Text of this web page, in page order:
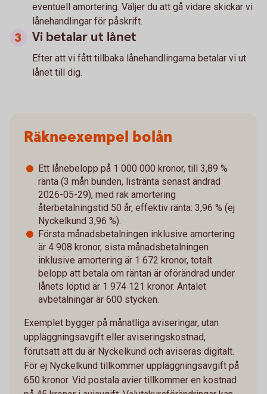
eventuell amortering. Väljer du att gå vidare skickar vi
lånehandlingar för påskrift.
Vi betalar ut lånet
Efter att vi fått tillbaka lånehandlingarna betalar vi ut
lånet till dig.
Räkneexempel bolån
Ett lånebelopp på 1 000 000 kronor, till 3,89 %
ränta (3 mån bunden, listränta senast ändrad
2026-05-29), med rak amortering
återbetalningstid 50 år, effektiv ränta: 3,96 % (ej
Nyckelkund 3,96 %).
Första månadsbetalningen inklusive amortering
är 4 908 kronor, sista månadsbetalningen
inklusive amortering är 1 672 kronor, totalt
belopp att betala om räntan är oförändrad under
lånets löptid är 1 974 121 kronor. Antalet
avbetalningar är 600 stycken.
Exemplet bygger på månatliga aviseringar, utan
uppläggningsavgift eller aviseringskostnad,
förutsatt att du är Nyckelkund och aviseras digitalt.
För ej Nyckelkund tillkommer uppläggningsavgift på
650 kronor. Vid postala avier tillkommer en kostnad